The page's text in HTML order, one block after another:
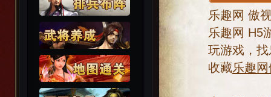
乐趣网 傲
乐趣网 H5
玩游戏，
收藏乐趣